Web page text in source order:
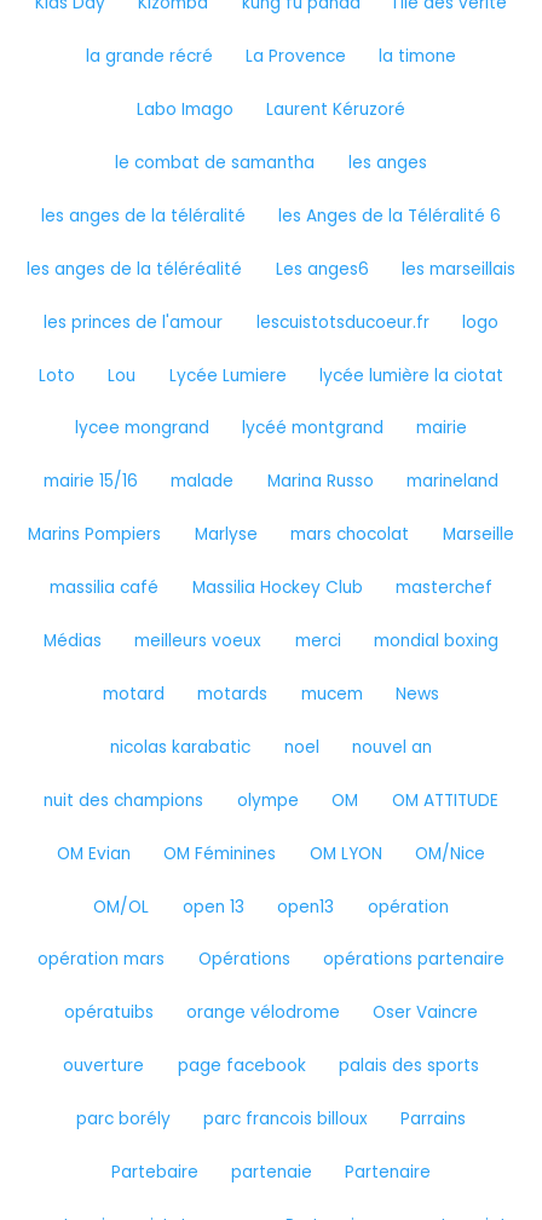
la grande récré La Provence la timone
Labo Imago Laurent Kéruzoré
le combat de samantha les anges
les anges de la téléralité les Anges de la Téléralité 6
les anges de la téléréalité Les anges6 les marseillais
les princes de l'amour lescuistotsducoeur.fr logo
Loto Lou Lycée Lumiere lycée lumière la ciotat
lycee mongrand lycéé montgrand mairie
mairie 15/16 malade Marina Russo marineland
Marins Pompiers Marlyse mars chocolat Marseille
massilia café Massilia Hockey Club masterchef
Médias meilleurs voeux merci mondial boxing
motard motards mucem News
nicolas karabatic noel nouvel an
nuit des champions olympe OM OM ATTITUDE
OM Evian OM Féminines OM LYON OM/Nice
OM/OL open 13 open13 opération
opération mars Opérations opérations partenaire
opératuibs orange vélodrome Oser Vaincre
ouverture page facebook palais des sports
parc borély parc francois billoux Parrains
Partebaire partenaie Partenaire